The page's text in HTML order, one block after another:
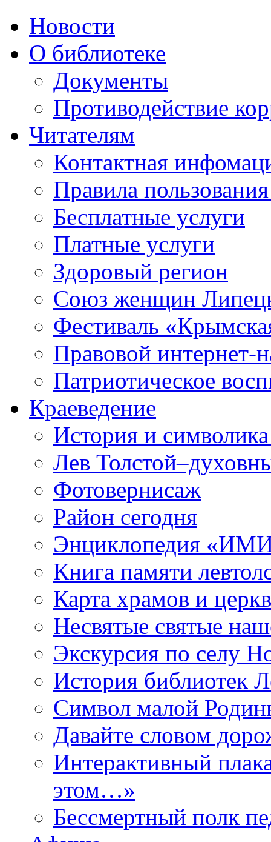
Новости
О библиотеке
Документы
Противодействие
Читателям
Контактная
Правила
Бесплатные услуги
Платные услуги
Здоровый регион
Союз женщин
Фестиваль
Правовой интернет-
Патриотическое
Краеведение
История и
Лев
Фотовернисаж
Район сегодня
Энциклопедия «ИМИ
Книга памяти
Карта храмов и
Несвятые святые
Экскурсия по селу
История библиотек
Символ малой
Давайте словом
Интерактивный
этом…»
Бессмертный полк